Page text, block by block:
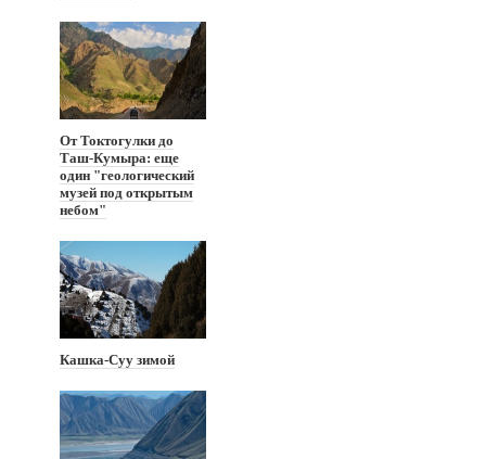
От Токтогулки до
Таш-Кумыра: еще
один "геологический
музей под открытым
небом"
Кашка-Суу зимой